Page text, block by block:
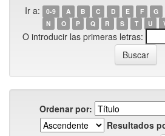
Ir a: 0-9 A B C D E F G
N
O P Q R S T U
O introducir las primeras letras:
Ordenar por:
Resultados